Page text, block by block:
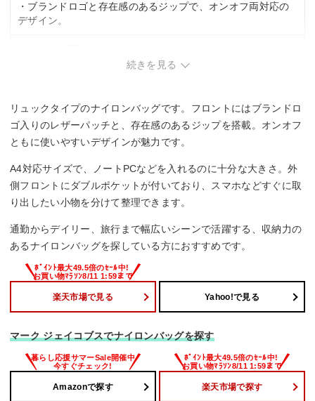
・ブランドロゴと存在感のあるジップで、オンオフ両対応の
デザイン。
続きを見る
リュックタイプのナイロンバッグです。フロントにはブランドロ
ゴ入りのレザーパッチと、存在感のあるジップを搭載。オンオフ
ともに使いやすいデザインが魅力です。
A4対応サイズで、ノートPCなどを入れるのに十分な大きさ。外
側フロントにダブルポケットが付いており、スマホなどすぐに取
り出したい小物を分けて整理できます。
通勤からデイリー、旅行まで幅広いシーンで活躍する、収納力の
あるナイロンバッグを探している方におすすめです。
楽天市場で見る Yahoo!で見る
マーク ジェイコブスでナイロンバッグを探す
Amazonで探す 楽天市場で探す